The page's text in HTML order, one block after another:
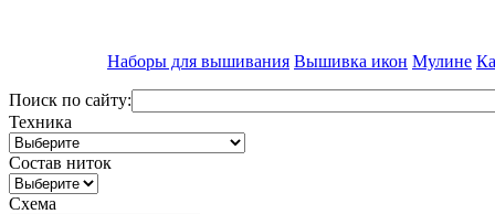
Наборы для вышивания Вышивка икон Мулине
Поиск по сайту:
Техника
Состав ниток
Схема